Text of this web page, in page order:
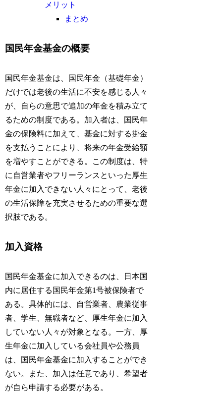
メリット
まとめ
国民年金基金の概要
国民年金基金は、国民年金（基礎年金）
だけでは老後の生活に不安を感じる人々
が、自らの意思で追加の年金を積み立て
るための制度である。加入者は、国民年
金の保険料に加えて、基金に対する掛金
を支払うことにより、将来の年金受給額
を増やすことができる。この制度は、特
に自営業者やフリーランスといった厚生
年金に加入できない人々にとって、老後
の生活保障を充実させるための重要な選
択肢である。
加入資格
国民年金基金に加入できるのは、日本国
内に居住する国民年金第1号被保険者で
ある。具体的には、自営業者、農業従事
者、学生、無職者など、厚生年金に加入
していない人々が対象となる。一方、厚
生年金に加入している会社員や公務員
は、国民年金基金に加入することができ
ない。また、加入は任意であり、希望者
が自ら申請する必要がある。